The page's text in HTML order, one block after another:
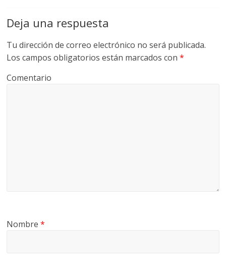
Deja una respuesta
Tu dirección de correo electrónico no será publicada.
Los campos obligatorios están marcados con*
Comentario
Nombre*